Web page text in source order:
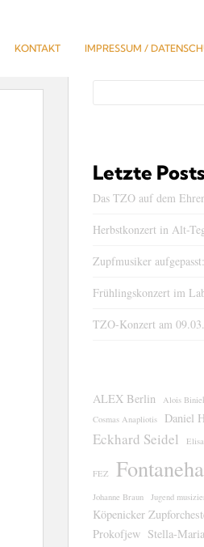
KONTAKT IMPRESSUM /
Letzte Posts
Das TZO auf dem
Herbstkonzert in Alt-
Zupfmusiker aufgepasst:
Frühlingskonzert im
TZO-Konzert am
ALEX Berlin Alois
Cosmas Anapliotis
Daniel
Eckhard Seidel
FEZ
Johanne Braun Jugend
Köpenicker
Prokofjew Stella-